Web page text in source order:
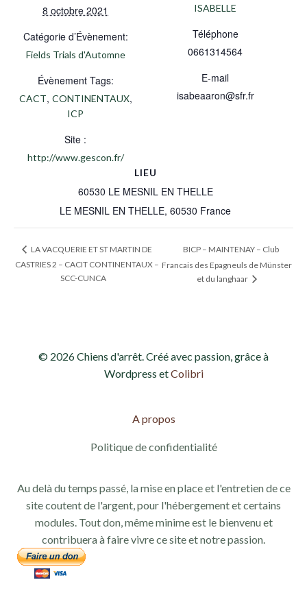
8 octobre 2021
Catégorie d’Évènement:
Fields Trials d'Automne
Évènement Tags:
CACT, CONTINENTAUX,
ICP
Site :
http://www.gescon.fr/
LIEU
60530 LE MESNIL EN THELLE
LE MESNIL EN THELLE, 60530 France
ISABELLE
Téléphone
0661314564
E-mail
isabeaaron@sfr.fr
LA VACQUERIE ET ST MARTIN DE
CASTRIES 2 – CACIT CONTINENTAUX –
SCC-CUNCA
BICP – MAINTENAY – Club
Francais des Epagneuls de Münster
et du langhaar
© 2026 Chiens d'arrêt. Créé avec passion, grâce à
Wordpress etColibri
A propos
Politique de confidentialité
Au delà du temps passé, la mise en place et l'entretien de ce
site coutent de l'argent, pour l'hébergement et certains
modules. Tout don, même minime est le bienvenu et
contribuera à faire vivre ce site et notre passion.